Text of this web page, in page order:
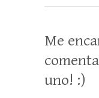
Me
uno! :)